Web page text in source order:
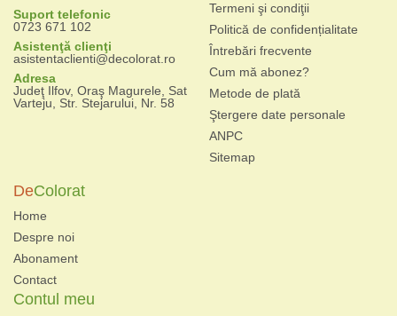
Suport telefonic
0723 671 102
Asistenţă clienţi
asistentaclienti@decolorat.ro
Adresa
Judeţ Ilfov, Oraş Magurele, Sat
Varteju, Str. Stejarului, Nr. 58
Termeni şi condiţii
Politică de confidențialitate
Întrebări frecvente
Cum mă abonez?
Metode de plată
Ştergere date personale
ANPC
Sitemap
DeColorat
Home
Despre noi
Abonament
Contact
Contul meu